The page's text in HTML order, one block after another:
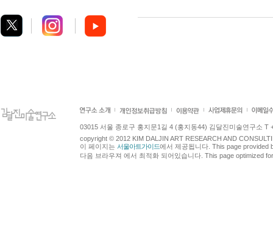
03015 서울 종로구 홍지문1길 4 (홍지동44) 김달진미술연구소 T
copyright © 2012 KIM DALJIN ART RESEARCH AND
이 페이지는 서울아트가이드에서 제공됩니다. This page provided
다음 브라우져 에서 최적화 되어있습니다. This page optimized